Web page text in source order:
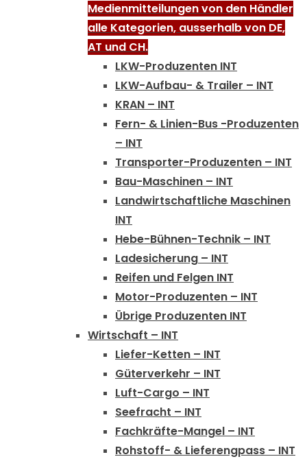
Medienmitteilungen von den Händler
alle Kategorien, ausserhalb von DE,
AT und CH.
LKW-Produzenten INT
LKW-Aufbau- & Trailer – INT
KRAN – INT
Fern- & Linien-Bus -Produzenten
– INT
Transporter-Produzenten – INT
Bau-Maschinen – INT
Landwirtschaftliche Maschinen
INT
Hebe-Bühnen-Technik – INT
Ladesicherung – INT
Reifen und Felgen INT
Motor-Produzenten – INT
Übrige Produzenten INT
Wirtschaft – INT
Liefer-Ketten – INT
Güterverkehr – INT
Luft-Cargo – INT
Seefracht – INT
Fachkräfte-Mangel – INT
Rohstoff- & Lieferengpass – INT